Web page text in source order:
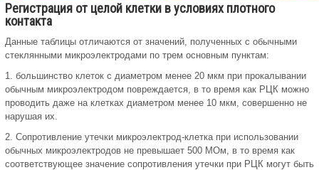
Регистрация от целой клетки в условиях плотного
контакта
Данные таблицы отличаются от значений, полученных с обычными
стеклянными микроэлектродами по трем основным пунктам:
1. большинство клеток с диаметром менее 20 мкм при прокалывании
обычным микроэлектродом повреждается, в то время как РЦК можно
проводить даже на клетках диаметром менее 10 мкм, совершенно не
нарушая их.
2. Сопротивление утечки микроэлектрод-клетка при использовании
обычных микроэлектродов не превышает 500 МОм, в то время как
соответствующее значение сопротивления утечки при РЦК могут быть